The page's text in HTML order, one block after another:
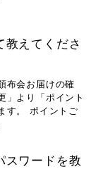
教えてくださ
布会お届けの確
」より「ポイント
す。 ポイントご
スワードを教